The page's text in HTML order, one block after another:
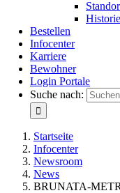
Historie
Bestellen
Infocenter
Karriere
Bewohner
Login Portale
Suche nach:
Startseite
Infocenter
Newsroom
News
BRUNATA-